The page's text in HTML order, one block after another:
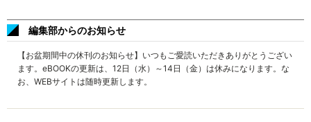
編集部からのお知らせ
【お盆期間中の休刊のお知らせ】いつもご愛読いただきありがとうござい
ます。eBOOKの更新は、12日（水）～14日（金）は休みになります。な
お、WEBサイトは随時更新します。